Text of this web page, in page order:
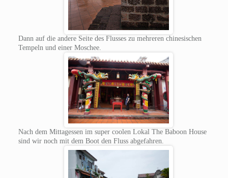
Dann auf die andere Seite des Flusses zu mehreren chinesischen
Tempeln und einer Moschee.
Nach dem Mittagessen im super coolen Lokal The Baboon House
sind wir noch mit dem Boot den Fluss abgefahren.